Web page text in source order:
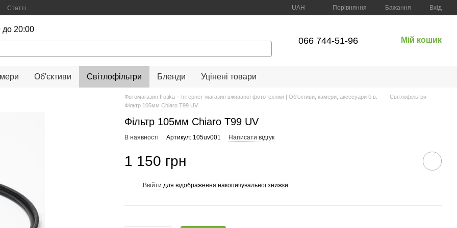
Статті UAH Порівняння Бажання Вхід
20:00
066 744-51-96 Мій кошик
Об'єктиви Світлофільтри Бленди Уцінені товари
Фотомагазин Fotika – Інтернет-магазин вживаної фототехніки | Об'єктиви, камери, аксесуари б.в.
Світлофільтри
Фільтр 105мм Chiaro T99 UV
Фільтр 105мм Chiaro T99 UV
В наявності Артикул: 105uv001 Написати відгук
1 150 грн
Ввійти для відображення накопичувальної знижки